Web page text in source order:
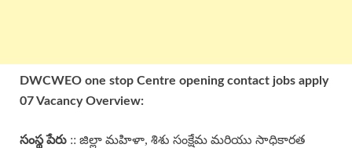
DWCWEO one stop Centre opening contact jobs apply
07 Vacancy Overview:
సంస్థ పేరు :: జిల్లా మహిళా, శిశు సంక్షేమ మరియు సాధికారత